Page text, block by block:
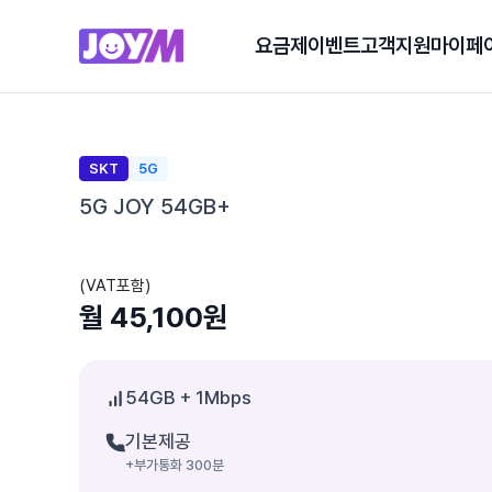
요금제 이벤트고객지원마이페
SKT 5G
5G JOY 54GB+
(VAT포함)
월 45,100원
54GB + 1Mbps
기본제공
+부가통화 300분